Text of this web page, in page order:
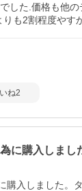
した.価格も他
りも2割程度やす
ね2
に購入しま
購入しました。